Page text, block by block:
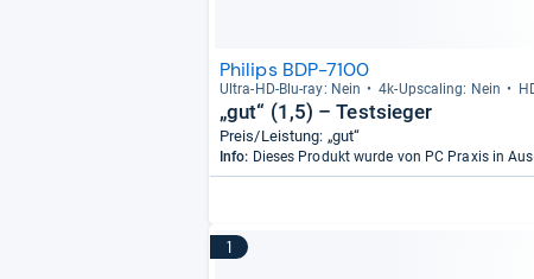
Philips BDP-7100
Ultra-​HD-​Blu-​ray: Nein 4k-​Ups­ca­ling: Nein
„gut“ (1,5) – Testsieger
Preis/Leistung: „gut“
Info: Dieses Produkt wurde von PC Praxis in
1